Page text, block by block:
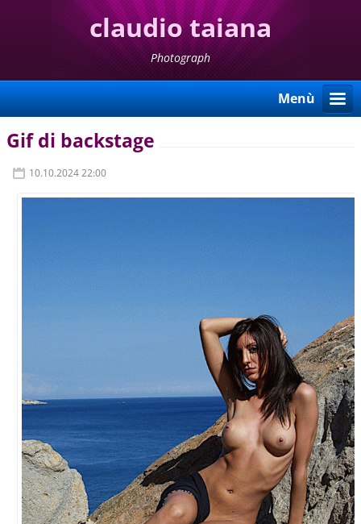
claudio taiana
Photograph
Menù
Gif di backstage
10.10.2024 22:00